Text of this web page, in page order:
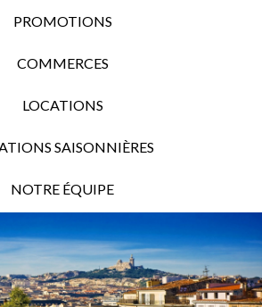
PROMOTIONS
COMMERCES
LOCATIONS
SAISONNIÈRES
NOTRE ÉQUIPE